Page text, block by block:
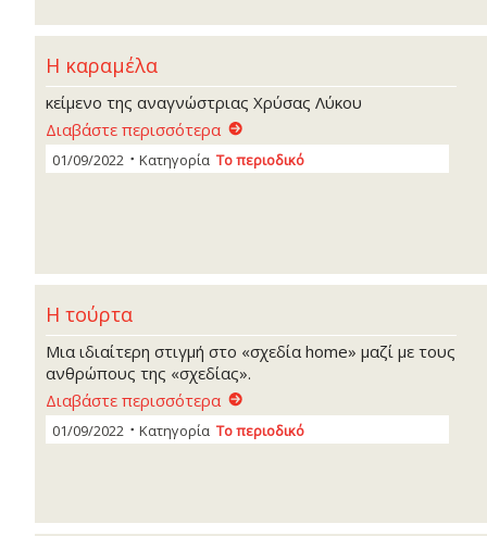
Η καραμέλα
κείμενο της αναγνώστριας Χρύσας Λύκου
Διαβάστε περισσότερα
01/09/2022 Κατηγορία Το περιοδικό
Η τούρτα
Μια ιδιαίτερη στιγμή στο «σχεδία home» μαζί με τους
ανθρώπους της «σχεδίας».
Διαβάστε περισσότερα
01/09/2022 Κατηγορία Το περιοδικό